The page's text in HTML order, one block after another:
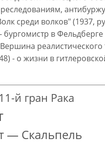
среди волков" (1937,
в
Вершина
- о жизни в
й гран Рака
— Скальпель